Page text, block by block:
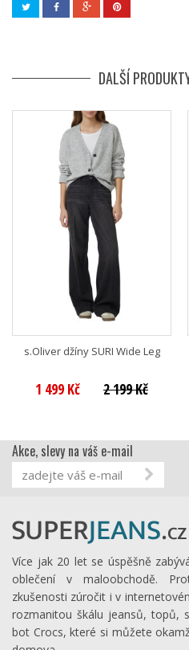
DALŠÍ
s.Oliver džíny SURI Wide Leg
1 499 Kč 2 199 Kč
Akce, slevy na váš e-mail
Více jak 20 let se úspěšně
oblečení v maloobchodě.
zkušenosti zúročit i v
rozmanitou škálu jeansů, topů,
bot Crocs, které si můžete